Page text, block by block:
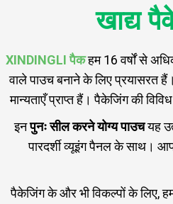
खाद्य
XINDINGLI पैकहम 16 वर्षों से
वाले पाउच बनाने के लिए प्रयासरत
मान्यताएँ प्राप्त हैं। पैकेजिंग की
इनपुनः सील करने योग्य पाउचयह
पारदर्शी व्यूइंग पैनल के साथ।
पैकेजिंग के और भी विकल्पों के लिए,